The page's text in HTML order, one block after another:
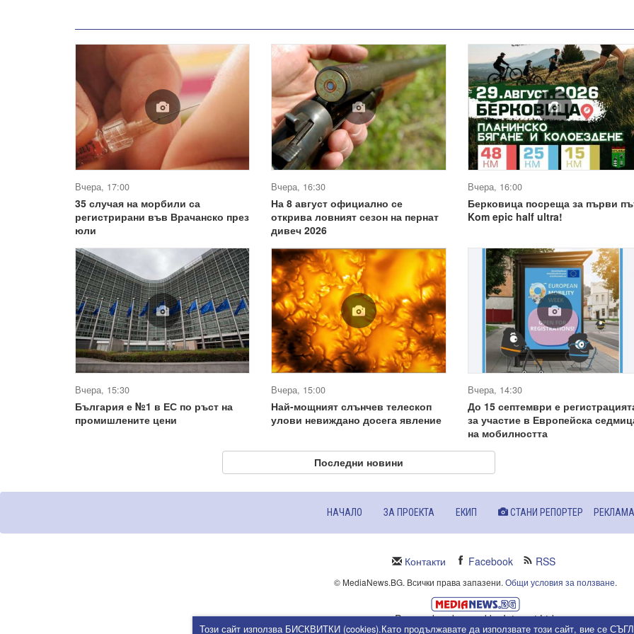
Вчера, 17:00
35 случая на морбили са
регистрирани във Врачанско през
юли
Вчера, 16:30
На 8 август официално се
открива ловният сезон на пернат
дивеч 2026
Вчера, 16:00
Берковица посреща за първи
Kom epic half ultra!
Вчера, 15:30
България е №1 в ЕС по ръст на
промишлените цени
Вчера, 15:00
Най-мощният слънчев телескоп
улови невиждано досега явление
Вчера, 14:30
До 15 септември е
за участие в Европейска
на мобилността
Последни новини
НАЧАЛО ЗА ПРОЕКТА ЕКИП СТАНИ РЕПОРТЕР РЕКЛАМА
Контакти Facebook RSS
© MediaNews.BG. Всички права запазени. Общи условия за ползване.
Powered and owned by Intersat Ltd.
Този сайт използва БИСКВИТКИ (cookies).Като продължавате да използвате този сайт, вие се